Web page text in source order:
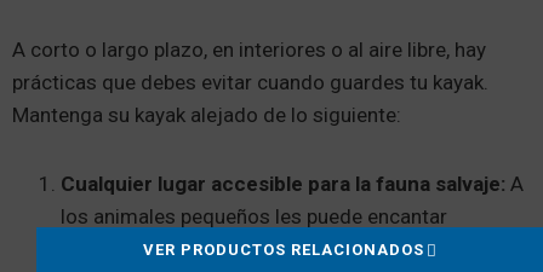
A corto o largo plazo, en interiores o al aire libre, hay
prácticas que debes evitar cuando guardes tu kayak.
Mantenga su kayak alejado de lo siguiente:
Cualquier lugar accesible para la fauna salvaje: A
los animales pequeños les puede encantar
instalarse en la bañera de tu kayak. No dé a las
VER PRODUCTOS RELACIONADOS